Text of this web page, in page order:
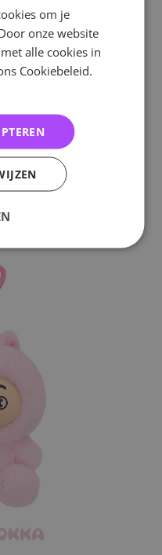
om je
onze website
alle cookies in
Cookiebeleid.